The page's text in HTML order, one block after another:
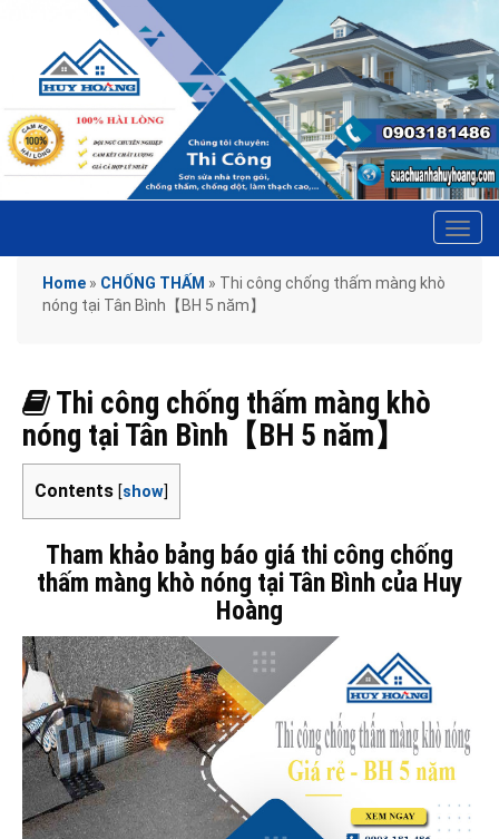
Home » CHỐNG THẤM » Thi công chống thấm màng khò
nóng tại Tân Bình【BH 5 năm】
Thi công chống thấm màng khò
nóng tại Tân Bình【BH 5 năm】
Contents [show]
Tham khảo bảng báo giá thi công chống
thấm màng khò nóng tại Tân Bình của Huy
Hoàng